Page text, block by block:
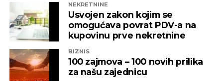
NEKRETNINE
Usvojen zakon kojim se
omogućava povrat PDV-a na
kupovinu prve nekretnine
BIZNIS
100 zajmova – 100 novih prilika
za našu zajednicu